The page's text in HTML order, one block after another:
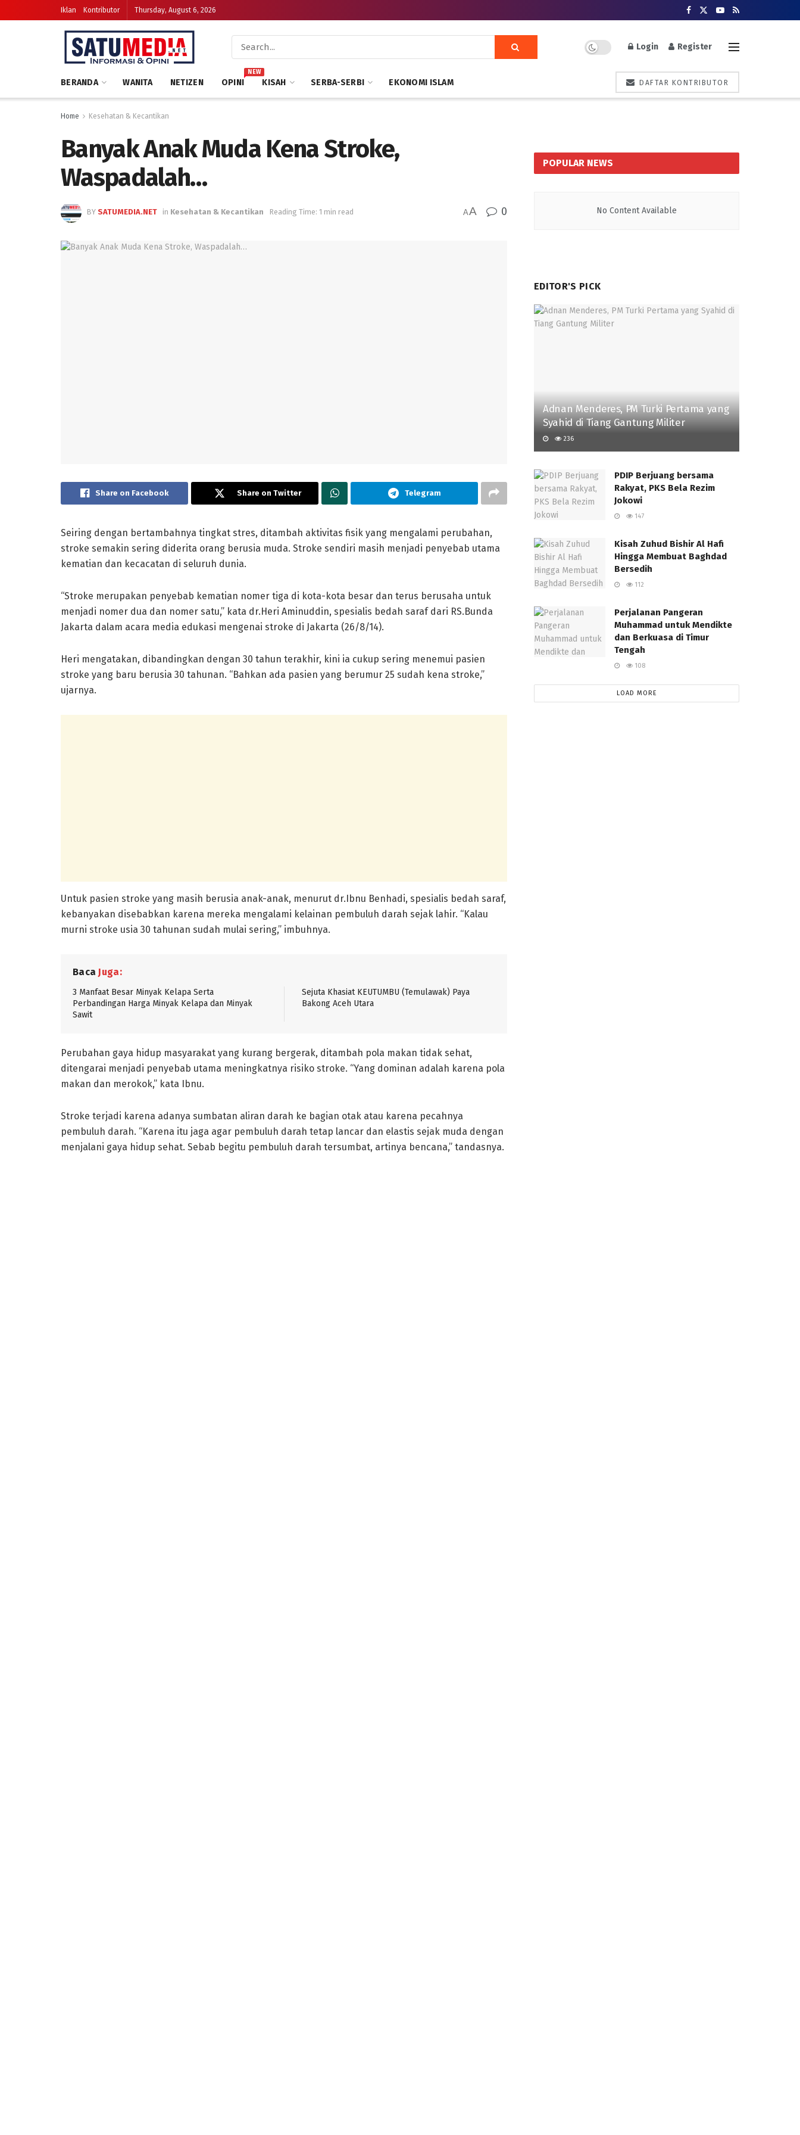
Iklan Kontributor Thursday, August 6, 2026
Login Register
BERANDA WANITA NETIZEN OPINI
NEW
KISAH SERBA-SERBI EKONOMI ISLAM DAFTAR KONTRIBUTOR
Home Kesehatan & Kecantikan
Banyak Anak Muda Kena Stroke,
Waspadalah…
BY SATUMEDIA.NET in Kesehatan & Kecantikan Reading Time: 1 min read AA 0
Share on Facebook Share on Twitter Telegram
Seiring dengan bertambahnya tingkat stres, ditambah aktivitas fisik yang mengalami perubahan,
stroke semakin sering diderita orang berusia muda. Stroke sendiri masih menjadi penyebab utama
kematian dan kecacatan di seluruh dunia.
“Stroke merupakan penyebab kematian nomer tiga di kota-kota besar dan terus berusaha untuk
menjadi nomer dua dan nomer satu,” kata dr.Heri Aminuddin, spesialis bedah saraf dari RS.Bunda
Jakarta dalam acara media edukasi mengenai stroke di Jakarta (26/8/14).
Heri mengatakan, dibandingkan dengan 30 tahun terakhir, kini ia cukup sering menemui pasien
stroke yang baru berusia 30 tahunan. “Bahkan ada pasien yang berumur 25 sudah kena stroke,”
ujarnya.
Untuk pasien stroke yang masih berusia anak-anak, menurut dr.Ibnu Benhadi, spesialis bedah saraf,
kebanyakan disebabkan karena mereka mengalami kelainan pembuluh darah sejak lahir. “Kalau
murni stroke usia 30 tahunan sudah mulai sering,” imbuhnya.
Baca Juga:
3 Manfaat Besar Minyak Kelapa Serta
Perbandingan Harga Minyak Kelapa dan Minyak
Sawit
Sejuta Khasiat KEUTUMBU (Temulawak) Paya
Bakong Aceh Utara
Perubahan gaya hidup masyarakat yang kurang bergerak, ditambah pola makan tidak sehat,
ditengarai menjadi penyebab utama meningkatnya risiko stroke. “Yang dominan adalah karena pola
makan dan merokok,” kata Ibnu.
Stroke terjadi karena adanya sumbatan aliran darah ke bagian otak atau karena pecahnya
pembuluh darah. “Karena itu jaga agar pembuluh darah tetap lancar dan elastis sejak muda dengan
menjalani gaya hidup sehat. Sebab begitu pembuluh darah tersumbat, artinya bencana,” tandasnya.
POPULAR NEWS
No Content Available
EDITOR'S PICK
Adnan Menderes, PM Turki Pertama yang
Syahid di Tiang Gantung Militer
236
PDIP Berjuang bersama
Rakyat, PKS Bela Rezim
Jokowi
147
Kisah Zuhud Bishir Al Hafi
Hingga Membuat Baghdad
Bersedih
112
Perjalanan Pangeran
Muhammad untuk Mendikte
dan Berkuasa di Timur
Tengah
108
LOAD MORE